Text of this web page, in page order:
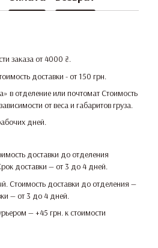
заказа от 4000 ₴.
доставки - от 150 грн.
в отделение или почтомат Стоимость
от веса и габаритов груза.
дней.
доставки до отделения
доставки — от 3 до 4 дней.
Стоимость доставки до отделения —
— от 3 до 4 дней.
— +45 грн. к стоимости